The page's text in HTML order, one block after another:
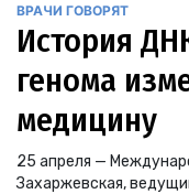
ВРАЧИ ГОВОРЯТ
История
генома
медицину
25 апреля —
Захаржевская,